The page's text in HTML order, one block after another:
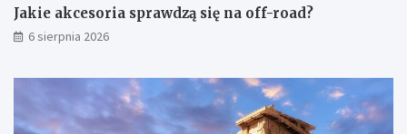
Jakie akcesoria sprawdzą się na off-road?
6 sierpnia 2026